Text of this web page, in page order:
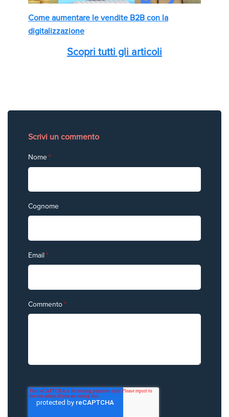
Come aumentare le vendite B2B con la
digitalizzazione
Scopri tutti gli articoli
Scrivi un commento
Nome*
Cognome
Email *
Commento*